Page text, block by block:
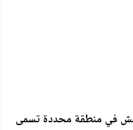
في منطقة محددة تسمى